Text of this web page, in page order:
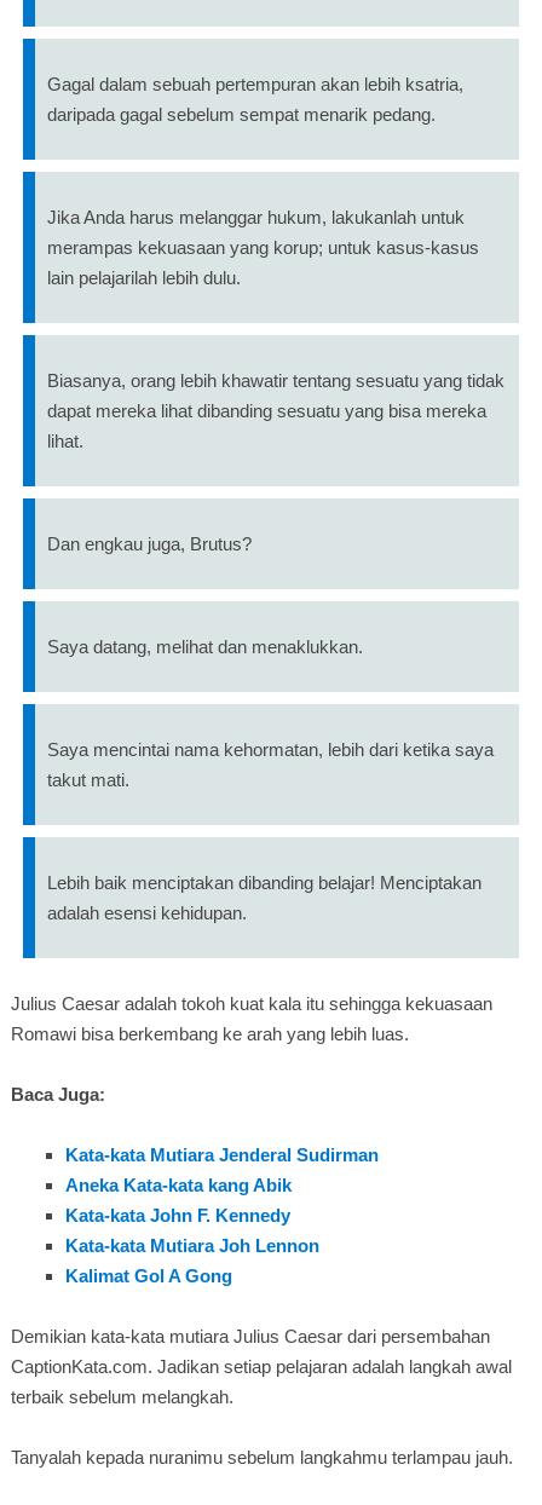
Gagal dalam sebuah pertempuran akan lebih ksatria,
daripada gagal sebelum sempat menarik pedang.
Jika Anda harus melanggar hukum, lakukanlah untuk
merampas kekuasaan yang korup; untuk kasus-kasus
lain pelajarilah lebih dulu.
Biasanya, orang lebih khawatir tentang sesuatu yang tidak
dapat mereka lihat dibanding sesuatu yang bisa mereka
lihat.
Dan engkau juga, Brutus?
Saya datang, melihat dan menaklukkan.
Saya mencintai nama kehormatan, lebih dari ketika saya
takut mati.
Lebih baik menciptakan dibanding belajar! Menciptakan
adalah esensi kehidupan.
Julius Caesar adalah tokoh kuat kala itu sehingga kekuasaan
Romawi bisa berkembang ke arah yang lebih luas.
Baca Juga:
Kata-kata Mutiara Jenderal Sudirman
Aneka Kata-kata kang Abik
Kata-kata John F. Kennedy
Kata-kata Mutiara Joh Lennon
Kalimat Gol A Gong
Demikian kata-kata mutiara Julius Caesar dari persembahan
CaptionKata.com. Jadikan setiap pelajaran adalah langkah awal
terbaik sebelum melangkah.
Tanyalah kepada nuranimu sebelum langkahmu terlampau jauh.